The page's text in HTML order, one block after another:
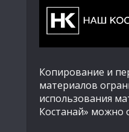
Копирование и
материалов
использования
Костанай» можно